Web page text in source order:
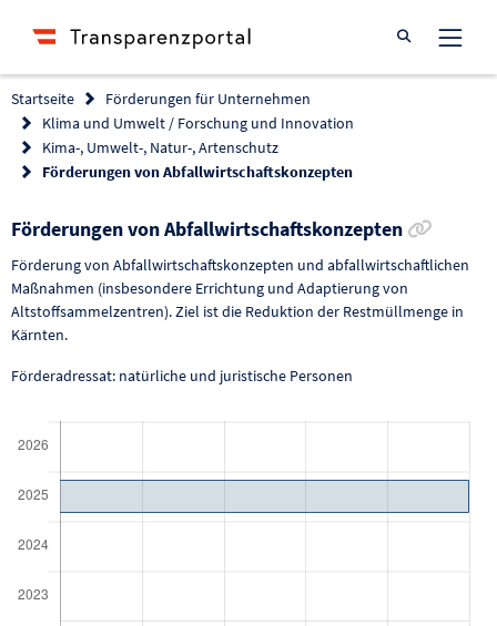
Suche öffnen
Startseite
Förderungen für Unternehmen
Klima und Umwelt / Forschung und Innovation
Kima-, Umwelt-, Natur-, Artenschutz
Förderungen von Abfallwirtschaftskonzepten
Förderungen von Abfallwirtschaftskonzepten
Förderung von Abfallwirtschaftskonzepten und abfallwirtschaftlichen
Maßnahmen (insbesondere Errichtung und Adaptierung von
Altstoffsammelzentren). Ziel ist die Reduktion der Restmüllmenge in
Kärnten.
Förderadressat: natürliche und juristische Personen